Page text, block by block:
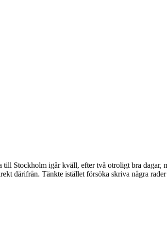
Stockholm igår kväll, efter två otroligt bra dagar,
därifrån. Tänkte istället försöka skriva några